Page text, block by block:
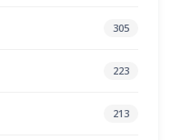
305
223
213